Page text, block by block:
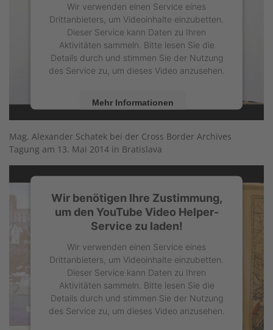
Wir verwenden einen Service eines
Drittanbieters, um Videoinhalte einzubetten.
Dieser Service kann Daten zu Ihren
Aktivitäten sammeln. Bitte lesen Sie die
Details durch und stimmen Sie der Nutzung
des Service zu, um dieses Video anzusehen.
Mehr Informationen
Akzeptieren
Mag. Alexander Schatek bei der Cross Border Archives
Tagung am 13. Mai 2014 in Bratislava
Wir benötigen Ihre Zustimmung,
um den YouTube Video Helper-
Service zu laden!
Wir verwenden einen Service eines
Drittanbieters, um Videoinhalte einzubetten.
Dieser Service kann Daten zu Ihren
Aktivitäten sammeln. Bitte lesen Sie die
Details durch und stimmen Sie der Nutzung
des Service zu, um dieses Video anzusehen.